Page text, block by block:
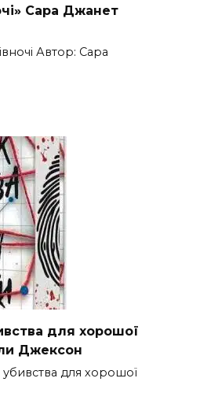
Сара Джанет
Автор: Сара
для хорошої
Джексон
убивства для хорошої